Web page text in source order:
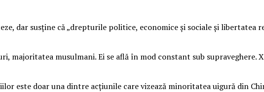
dar susține că „drepturile politice, economice și sociale și
majoritatea musulmani. Ei se află în mod constant sub supraveghere.
este doar una dintre acțiunile care vizează minoritatea uigură din